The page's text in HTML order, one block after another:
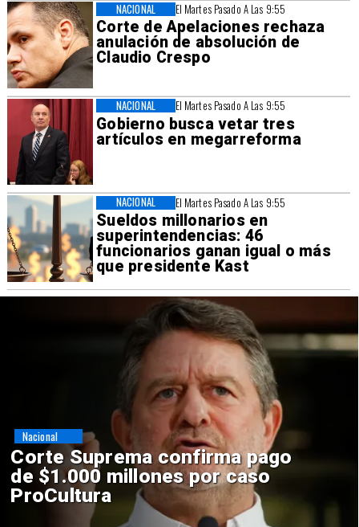
El Martes Pasado A Las 9:55
Corte de Apelaciones rechaza
anulación de absolución de
Claudio Crespo
NACIONAL
El Martes Pasado A Las 9:55
Gobierno busca vetar tres
artículos en megarreforma
NACIONAL
El Martes Pasado A Las 9:55
Sueldos millonarios en
superintendencias: 46
funcionarios ganan igual o más
que presidente Kast
NACIONAL
Codelco suspende
construcción de Andes Norte
en El Teniente por riesgos
sísmicos
Nacional